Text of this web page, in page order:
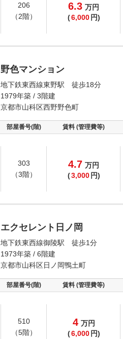
206
（2階）
6.3 万円
(6,000 円)
野色マンション
地下鉄東西線東野駅 徒歩18分
1979年築 / 3階建
京都市山科区西野野色町
部屋番号(階) 賃料 (管理費等)
303
（3階）
4.7 万円
(3,000 円)
エクセレント日ノ岡
地下鉄東西線御陵駅 徒歩1分
1973年築 / 6階建
京都市山科区日ノ岡鴨土町
部屋番号(階) 賃料 (管理費等)
510
（5階）
4 万円
(6,000 円)